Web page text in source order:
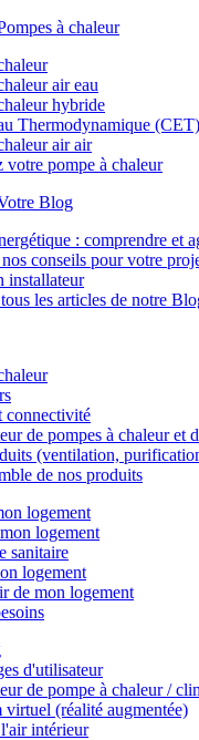
à chaleur
air eau
hybride
Thermodynamique (CET)
air air
votre pompe à chaleur
Blog
: comprendre et
nos conseils pour votre
installateur
les articles de notre
connectivité
de pompes à chaleur et
(ventilation,
de nos produits
logement
logement
sanitaire
logement
de mon logement
d'utilisateur
de pompe à chaleur /
virtuel (réalité augmentée)
intérieur